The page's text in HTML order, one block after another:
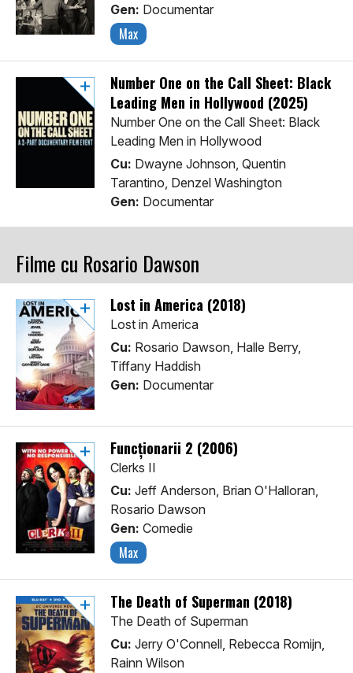
Gen: Documentar
Max
Number One on the Call Sheet: Black
Leading Men in Hollywood (2025)
Number One on the Call Sheet: Black
Leading Men in Hollywood
Cu: Dwayne Johnson, Quentin
Tarantino, Denzel Washington
Gen: Documentar
Filme cu Rosario Dawson
Lost in America (2018)
Lost in America
Cu: Rosario Dawson, Halle Berry,
Tiffany Haddish
Gen: Documentar
Funcționarii 2 (2006)
Clerks II
Cu: Jeff Anderson, Brian O'Halloran,
Rosario Dawson
Gen: Comedie
Max
The Death of Superman (2018)
The Death of Superman
Cu: Jerry O'Connell, Rebecca Romijn,
Rainn Wilson